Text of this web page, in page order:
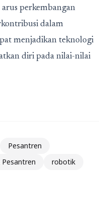
perkembangan
dalam
menjadikan teknologi
diri pada nilai-nilai
Pesantren
robotik